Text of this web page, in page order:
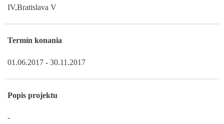
IV,Bratislava V
Termín konania
01.06.2017 - 30.11.2017
Popis projektu
-